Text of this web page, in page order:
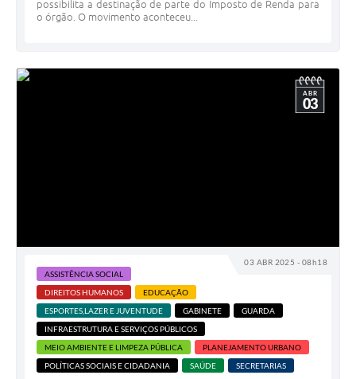
possibilita a destinação de parte do Imposto de Renda para
o órgão. O movimento aconteceu...
03 ABR 2025 - 08h18
ABR
03
ASSISTÊNCIA SOCIAL
DIREITOS HUMANOS
EDUCAÇÃO
ESPORTES,LAZER E JUVENTUDE
GABINETE
GUARDA
INFRAESTRUTURA E SERVIÇOS PÚBLICOS
MEIO AMBIENTE E LIMPEZA PÚBLICA
PLANEJAMENTO URBANO
POLÍTICAS SOCIAIS E CIDADANIA
SAÚDE SECRETARIAS